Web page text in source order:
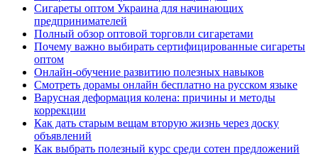
Сигареты оптом Украина для начинающих
предпринимателей
Полный обзор оптовой торговли сигаретами
Почему важно выбирать сертифицированные сигареты
оптом
Онлайн-обучение развитию полезных навыков
Смотреть дорамы онлайн бесплатно на русском языке
Варусная деформация колена: причины и методы
коррекции
Как дать старым вещам вторую жизнь через доску
объявлений
Как выбрать полезный курс среди сотен предложений